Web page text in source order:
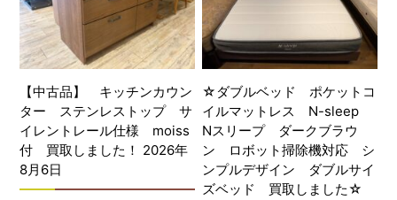
【中古品】 キッチンカウン
ター ステンレストップ サ
イレントレール仕様 moiss
付 買取しました！ 2026年
8月6日
☆ダブルベッド ポケットコ
イルマットレス N-sleep
Nスリープ ダークブラウ
ン ロボット掃除機対応 シ
ンプルデザイン ダブルサイ
ズベッド 買取しました☆